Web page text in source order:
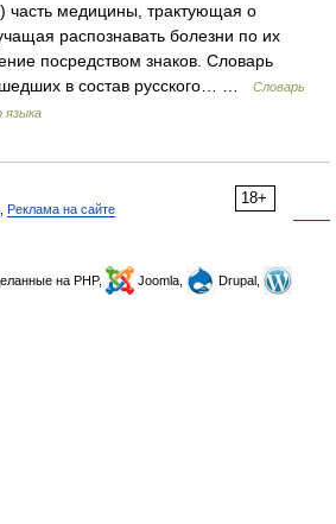
часть медицины, трактующая о
распознавать болезни по их
посредством знаков. Словарь
в состав русского… …
Словарь
языка
18+
Реклама на сайте
на PHP, Joomla,
Drupal,